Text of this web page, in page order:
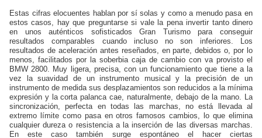
Estas cifras elocuentes hablan por sí solas y como a menudo pasa en
estos casos, hay que preguntarse si vale la pena invertir tanto dinero
en unos auténticos sofisticados Gran Turismo para conseguir
resultados comparables cuando incluso no son inferiores. Los
resultados de aceleración antes reseñados, en parte, debidos o, por lo
menos, facilitados por la soberbia caja de cambio con va provisto el
BMW 2800. Muy ligera, precisa, con un funcionamiento que tiene a la
vez la suavidad de un instrumento musical y la precisión de un
instrumento de medida sus desplazamientos son reducidos a la mínima
expresión y la corta palanca cae, naturalmente, debajo de la mano. La
sincronización, perfecta en todas las marchas, no está llevada al
extremo límite como pasa en otros famosos cambios, lo que elimina
cualquier dureza o resistencia a la inserción de las diversas marchas.
En este caso también surge espontáneo el hacer ciertas